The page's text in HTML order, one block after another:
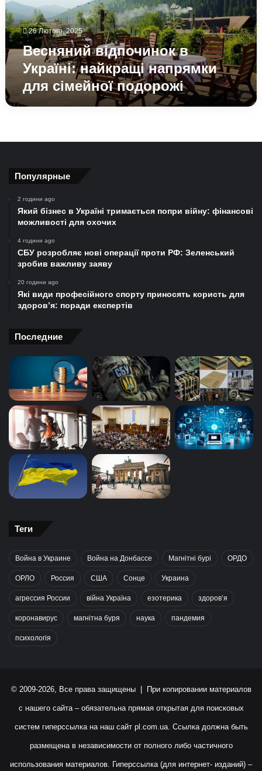
для
сімейної
подорожі26 Лютого, 2025
Весняний відпочинок в
Україні: найкращі напрямки
для сімейної подорожі
Популярные
2 години ago
Який бізнес в Україні тримається попри війну: фінансові
можливості для охочих
4 години ago
СБУ розробляє нові операції проти РФ: Зеленський
зробив важливу заяву
20 години ago
Які види професійного спорту приносять користь для
здоров’я: поради експертів
Последние
Теги
Война в Украине Война на Донбассе Магнітні бурі ОРДО
ОРЛО Россия США Сонце Украина
агрессия России війна Україна езотерика здоров’я
коронавирус магнітна буря наука пандемия
психологія
© 2009-2026, Все права защищены | При копировании материалов
с нашего сайта – обязательна прямая открытая для поисковых
систем гиперссылка на наш сайт pl.com.ua. Ссылка должна быть
размещена в независимости от полного либо частичного
использования материалов. Гиперссылка (для интернет- изданий) –